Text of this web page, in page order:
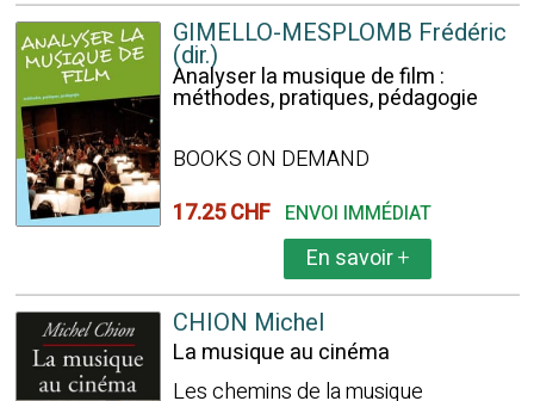
GIMELLO-MESPLOMB Frédéric
(dir.)
Analyser la musique de film :
méthodes, pratiques, pédagogie
BOOKS ON DEMAND
17.25 CHF ENVOI IMMÉDIAT
En savoir+
CHION Michel
La musique au cinéma
Les chemins de la musique